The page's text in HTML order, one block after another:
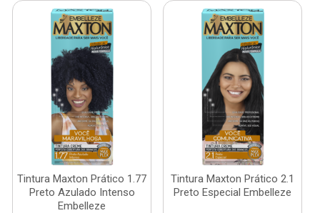
Tintura Maxton Prático 1.77
Preto Azulado Intenso
Embelleze
Tintura Maxton Prático 2.1
Preto Especial Embelleze